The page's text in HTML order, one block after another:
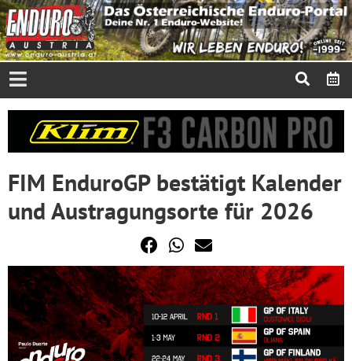
FIM EnduroGP bestätigt Kalender
und Austragungsorte für 2026